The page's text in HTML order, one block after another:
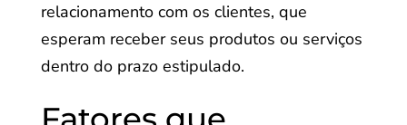
relacionamento com os clientes, que
esperam receber seus produtos ou serviços
dentro do prazo estipulado.